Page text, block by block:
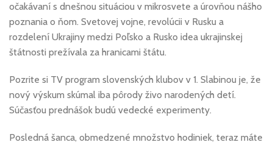
očakávaní s dnešnou situáciou v mikrosvete a úrovňou nášho
poznania o ňom. Svetovej vojne, revolúcii v Rusku a
rozdelení Ukrajiny medzi Poľsko a Rusko idea ukrajinskej
štátnosti prežívala za hranicami štátu.
Pozrite si TV program slovenských klubov v 1. Slabinou je, že
nový výskum skúmal iba pôrody živo narodených detí.
Súčasťou prednášok budú vedecké experimenty.
Posledná šanca, obmedzené množstvo hodiniek, teraz máte